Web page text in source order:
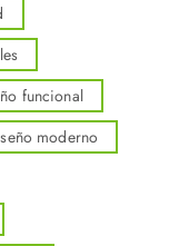
funcional
moderno